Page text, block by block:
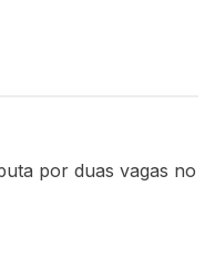
por duas vagas no